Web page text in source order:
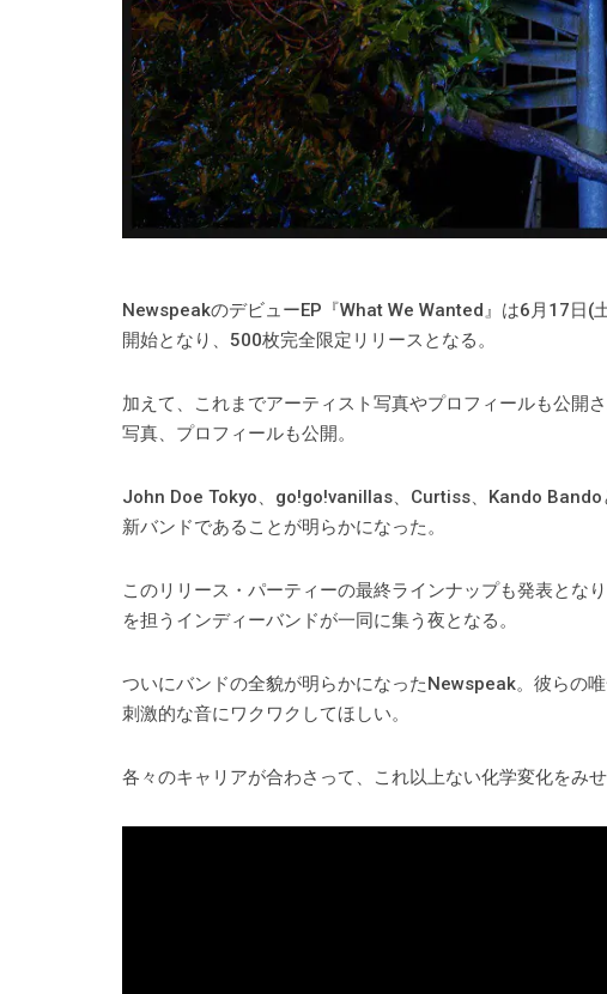
NewspeakのデビューEP『What We Wanted』は6月17日(
開始となり、500枚完全限定リリースとなる。
加えて、これまでアーティスト写真やプロフィールも公開
写真、プロフィールも公開。
John Doe Tokyo、go!go!vanillas、Curtiss、Kando Bando
新バンドであることが明らかになった。
このリリース・パーティーの最終ラインナップも発表とな
を担うインディーバンドが一同に集う夜となる。
ついにバンドの全貌が明らかになったNewspeak。彼らの
刺激的な音にワクワクしてほしい。
各々のキャリアが合わさって、これ以上ない化学変化をみせ